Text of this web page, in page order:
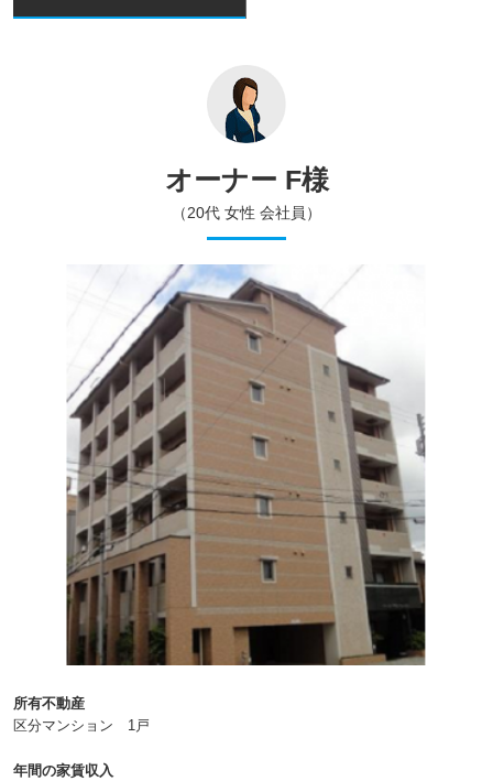
オーナー F様
（20代 女性 会社員）
所有不動産
区分マンション 1戸
年間の家賃収入